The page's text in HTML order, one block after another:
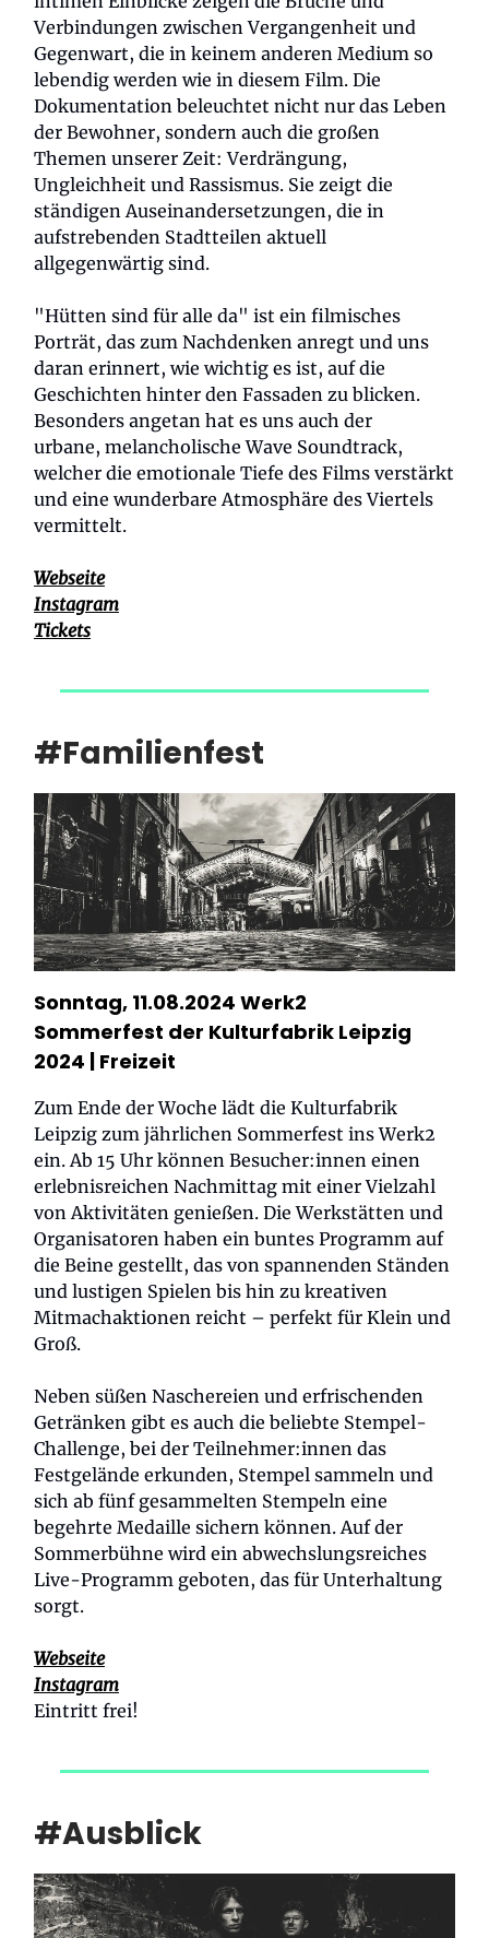
Verbindungen zwischen Vergangenheit und
Gegenwart, die in keinem anderen Medium so
lebendig werden wie in diesem Film. Die
Dokumentation beleuchtet nicht nur das Leben
der Bewohner, sondern auch die großen
Themen unserer Zeit: Verdrängung,
Ungleichheit und Rassismus. Sie zeigt die
ständigen Auseinandersetzungen, die in
aufstrebenden Stadtteilen aktuell
allgegenwärtig sind.
"Hütten sind für alle da" ist ein filmisches
Porträt, das zum Nachdenken anregt und uns
daran erinnert, wie wichtig es ist, auf die
Geschichten hinter den Fassaden zu blicken.
Besonders angetan hat es uns auch der
urbane, melancholische Wave Soundtrack,
welcher die emotionale Tiefe des Films verstärkt
und eine wunderbare Atmosphäre des Viertels
vermittelt.
Webseite
Instagram
Tickets
#Familienfest
Sonntag, 11.08.2024 Werk2
Sommerfest der Kulturfabrik Leipzig
2024 | Freizeit
Zum Ende der Woche lädt die Kulturfabrik
Leipzig zum jährlichen Sommerfest ins Werk2
ein. Ab 15 Uhr können Besucher:innen einen
erlebnisreichen Nachmittag mit einer Vielzahl
von Aktivitäten genießen. Die Werkstätten und
Organisatoren haben ein buntes Programm auf
die Beine gestellt, das von spannenden Ständen
und lustigen Spielen bis hin zu kreativen
Mitmachaktionen reicht – perfekt für Klein und
Groß.
Neben süßen Naschereien und erfrischenden
Getränken gibt es auch die beliebte Stempel-
Challenge, bei der Teilnehmer:innen das
Festgelände erkunden, Stempel sammeln und
sich ab fünf gesammelten Stempeln eine
begehrte Medaille sichern können. Auf der
Sommerbühne wird ein abwechslungsreiches
Live-Programm geboten, das für Unterhaltung
sorgt.
Webseite
Instagram
Eintritt frei!
#Ausblick